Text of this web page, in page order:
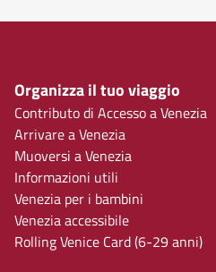
Organizza il tuo viaggio
Contributo di Accesso a Venezia
Arrivare a Venezia
Muoversi a Venezia
Informazioni utili
Venezia per i bambini
Venezia accessibile
Rolling Venice Card (6-29 anni)